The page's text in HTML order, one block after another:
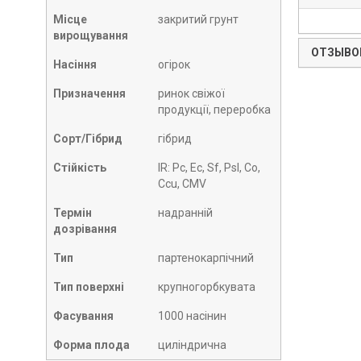
Місце
вирощування
закритий грунт
Насіння огірок
Призначення
ринок свіжої
продукції, переробка
Сорт/Гібрид гібрид
Стійкість
IR: Pc, Ec, Sf, Psl, Co,
Ccu, CMV
Термін
дозрівання
надранній
Тип партенокарпічний
Тип поверхні крупногорбкувата
Фасування 1000 насінин
Форма плода циліндрична